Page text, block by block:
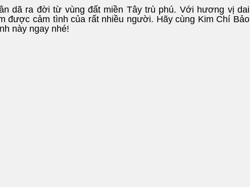
dã ra đời từ vùng đất miền Tây trù phú. Với hương vị dai
được cảm tình của rất nhiều người. Hãy cùng Kim Chí Bảo
này ngay nhé!